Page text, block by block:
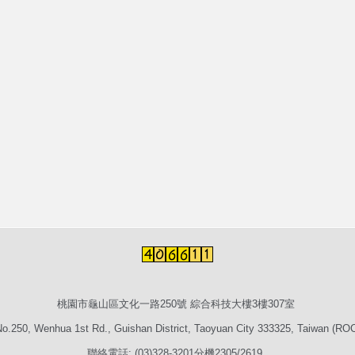
桃園市龜山區文化一路250號 綜合科技大樓3樓307室
Wenhua 1st Rd., Guishan District, Taoyuan City 333325, Taiwan